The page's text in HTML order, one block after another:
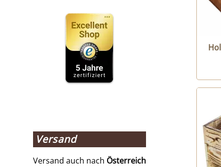
Versand
Versand auch nach Österreich